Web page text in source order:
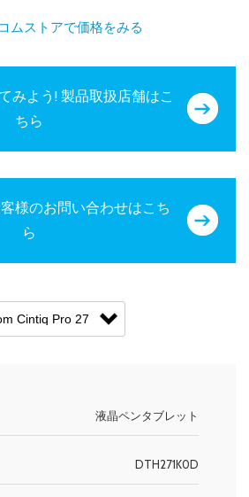
ムストアで価格をみる
みよう! 製品取扱店舗はこ
ちら
様のお問い合わせはこち
ら
液晶ペンタブレット
DTH271K0D